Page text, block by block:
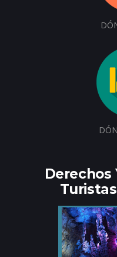
Derechos